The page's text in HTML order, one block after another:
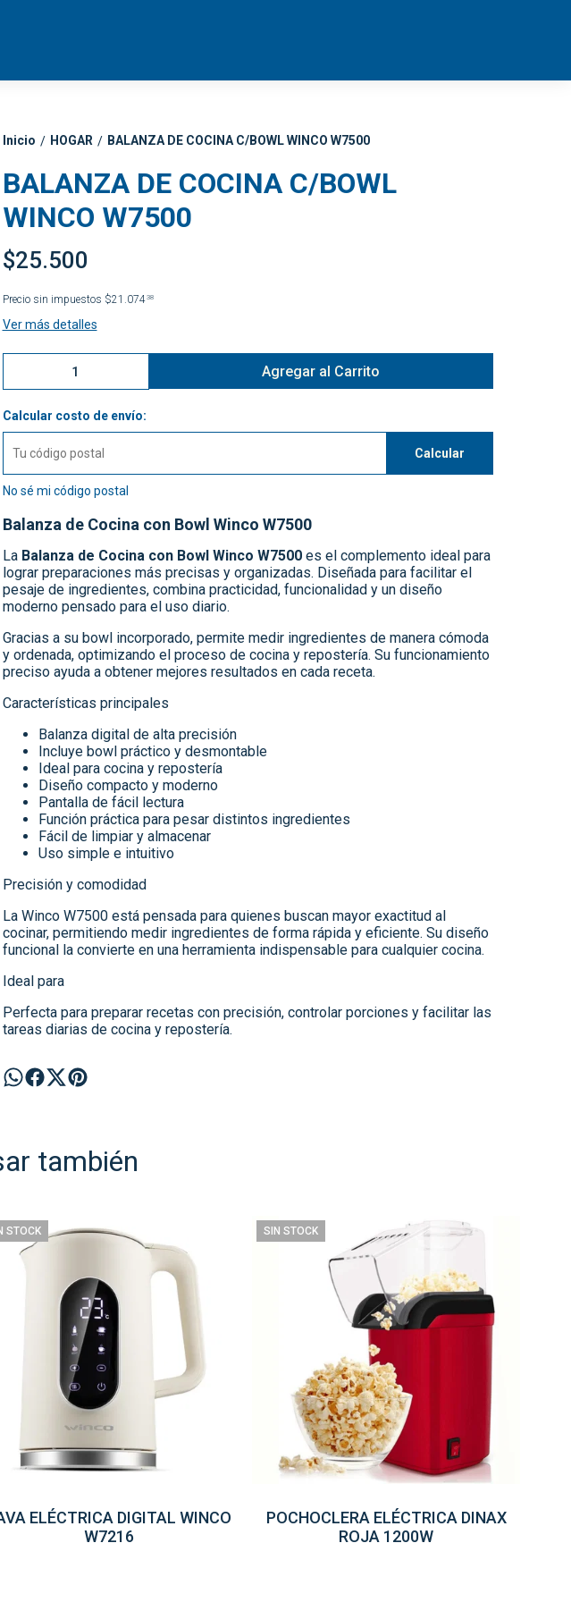
Inicio / HOGAR / BALANZA DE COCINA C/BOWL WINCO W7500
BALANZA DE COCINA C/BOWL
WINCO W7500
$25.500
Precio sin impuestos $21.07438
Ver más detalles
Agregar al Carrito
Calcular costo de envío:
Calcular
No sé mi código postal
Balanza de Cocina con Bowl Winco W7500
La Balanza de Cocina con Bowl Winco W7500es el complemento ideal para
lograr preparaciones más precisas y organizadas. Diseñada para facilitar el
pesaje de ingredientes, combina practicidad, funcionalidad y un diseño
moderno pensado para el uso diario.
Gracias a su bowl incorporado, permite medir ingredientes de manera cómoda
y ordenada, optimizando el proceso de cocina y repostería. Su funcionamiento
preciso ayuda a obtener mejores resultados en cada receta.
Características principales
Balanza digital de alta precisión
Incluye bowl práctico y desmontable
Ideal para cocina y repostería
Diseño compacto y moderno
Pantalla de fácil lectura
Función práctica para pesar distintos ingredientes
Fácil de limpiar y almacenar
Uso simple e intuitivo
Precisión y comodidad
La Winco W7500 está pensada para quienes buscan mayor exactitud al
cocinar, permitiendo medir ingredientes de forma rápida y eficiente. Su diseño
funcional la convierte en una herramienta indispensable para cualquier cocina.
Ideal para
Perfecta para preparar recetas con precisión, controlar porciones y facilitar las
tareas diarias de cocina y repostería.
también
STOCK
ELÉCTRICA DIGITAL WINCO
W7216
SIN STOCK
POCHOCLERA ELÉCTRICA DINAX
ROJA 1200W